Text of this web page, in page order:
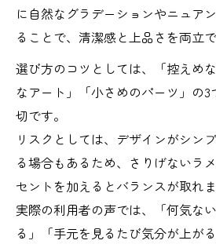
に自然なグラデーションやニュア
ることで、清潔感と上品さを両立で
選び方のコツとしては、「控えめ
なアート」「小さめのパーツ」の
切です。
リスクとしては、デザインがシン
る場合もあるため、さりげないラ
セントを加えるとバランスが取れま
実際の利用者の声では、「何気な
る」「手元を見るたび気分が上が